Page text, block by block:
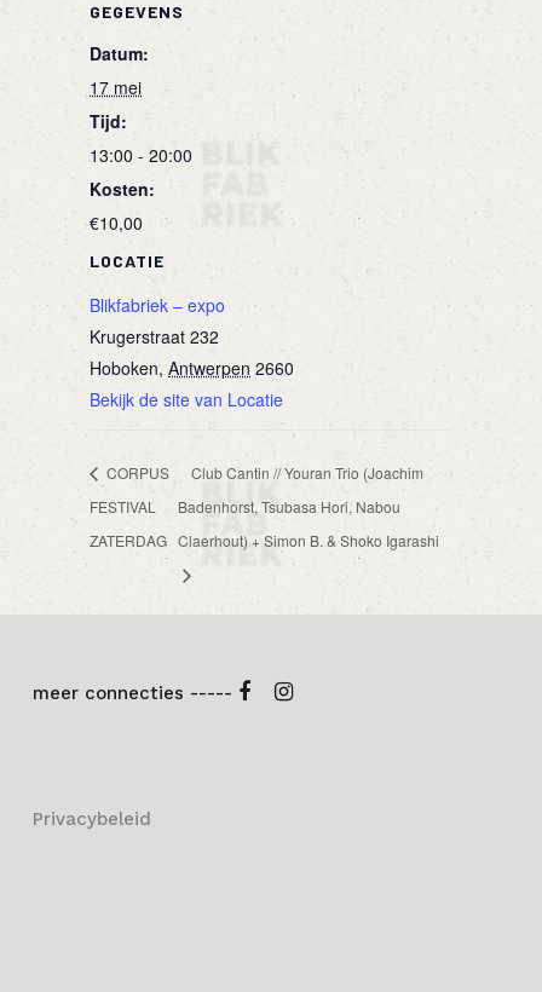
GEGEVENS
Datum:
17 mei
Tijd:
13:00 - 20:00
Kosten:
€10,00
LOCATIE
Blikfabriek – expo
Krugerstraat 232
Hoboken, Antwerpen 2660
Bekijk de site van Locatie
CORPUS
FESTIVAL
ZATERDAG
Club Cantin // Youran Trio (Joachim
Badenhorst, Tsubasa Hori, Nabou
Claerhout) + Simon B. & Shoko Igarashi
meer connecties -----
Privacybeleid